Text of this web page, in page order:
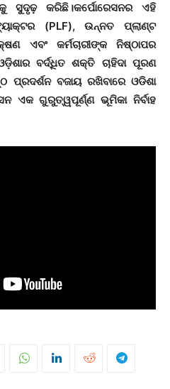
ସୁଦୃଢ଼ କରିଛି।କର୍ପୋରେସନର ଏହି
(PLF), ଉନ୍ନତ ପ୍ଲାଣ୍ଟ
ଏବଂ କର୍ମଚାରୀଙ୍କ ନିଷ୍ଠାପର
ବର୍ଦ୍ଧିତ ଶକ୍ତି ଚାହିଦା ପୂରଣ
ପ୍ରଦର୍ଶନ ବଜାୟ ରଖିବାରେ ଓଡିଶା
ଏକ ଗୁରୁତ୍ୱପୂର୍ଣ୍ଣ ଭୂମିକା ନିର୍ବାହ